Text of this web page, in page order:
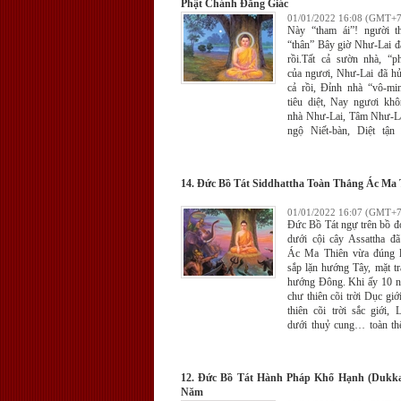
Phật Chánh Đẳng Giác
01/01/2022 16:08
Này “tham ái”! người
“thân” Bây giờ Như-Lai
rồi.Tất cả sườn nhà,
của ngươi, Như-Lai đã
cả rồi, Đỉnh nhà “vô-
tiêu diệt, Nay ngươi
nhà Như-Lai, Tâm Như-
ngộ Niết-bàn, Diệt
“tham-ái” (2) Như-Lai
14. Đức Bồ Tát Siddhattha Toàn Thắng Ác Ma
01/01/2022 16:07
Ðức Bồ Tát ngự trên bồ
dưới cội cây Assattha
Ác Ma Thiên vừa đúng
sắp lặn hướng Tây, mặt
hướng Ðông. Khi ấy 10
chư thiên cõi trời Dục
thiên cõi trời sắc giới,
dưới thuỷ cung… toàn
Phạm thiên vui mừng reo
12. Đức Bồ Tát Hành Pháp Khổ Hạnh
Năm